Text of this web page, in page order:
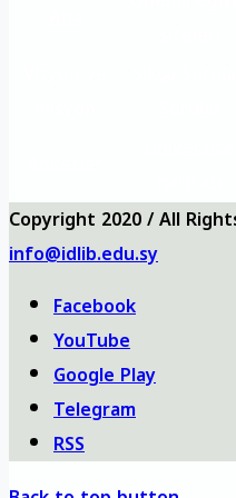
Copyright 2020 / All
info@idlib.edu.sy
Facebook
YouTube
Google Play
Telegram
RSS